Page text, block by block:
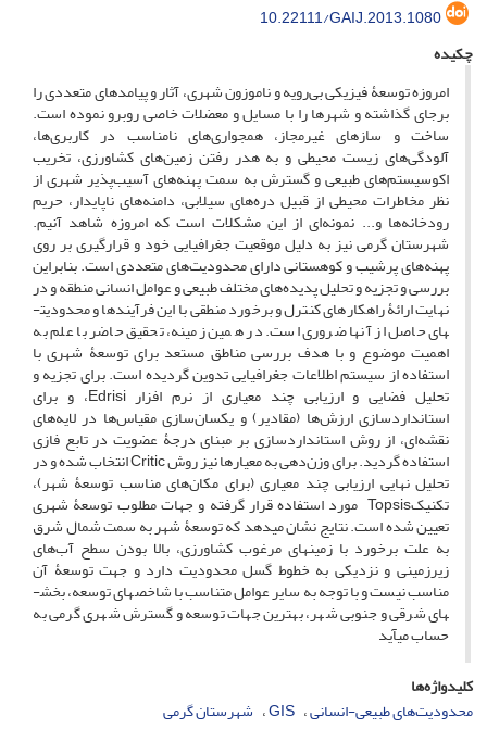
10.22111/GAIJ.2013.1080
چکیده
امروزه توسعۀ‌ فیزیکی بی‌رویه و ناموزون شهری، آثار و پیامدهای متعددی را
برجای گذاشته و شهرها را با مسایل و معضلات خاصی روبرو نموده است.
ساخت و سازهای غیرمجاز، همجواری‌های نامناسب در کاربری‌ها،
آلودگی‌های زیست محیطی و به هدر رفتن زمین‌های کشاورزی، تخریب
اکوسیستم‌های طبیعی و گسترش به سمت پهنه‌های آسیب‌پذیر شهری از
نظر مخاطرات محیطی از قبیل دره‌های سیلابی، دامنه‌های ناپایدار، حریم
رودخانه‌ها و... نمونه‌ای از این مشکلات است که امروزه شاهد آنیم.
شهرستان گرمی نیز به دلیل موقعیت جغرافیایی خود و قرارگیری بر روی
پهنه‌های پرشیب و کوهستانی دارای محدودیت‌های متعددی است. بنابراین
بررسی و تجزیه و تحلیل پدیده‌های مختلف طبیعی و عوامل انسانی منطقه و در
نهایت ارائۀ راهکارهای کنترل و برخورد منطقی با این فرآیندها و محدودیت­
های حاصل از آنها ضروری است. در همین زمینه، تحقیق حاضر با علم به
اهمیت موضوع و با هدف بررسی مناطق مستعد برای توسعۀ شهری با
استفاده از سیستم اطلاعات جغرافیایی تدوین گردیده است. برای تجزیه و
تحلیل فضایی و ارزیابی چند معیاری از نرم افزار Edrisi، و برای
استاندارد‌سازی ارزش‌ها (مقادیر) و یکسان‌سازی مقیاس‌ها در لایه‌های
نقشه‌ای، از روش استانداردسازی بر مبنای درجۀ عضویت در تابع فازی
استفاده گردید. برای وزن‌دهی به معیارها نیز روش Critic انتخاب شده و در
تحلیل نهایی ارزیابی چند معیاری (برای مکان‌های مناسب توسعۀ شهر)،
تکنیکTopsis مورد استفاده قرار گرفته و جهات مطلوب توسعۀ شهری
تعیین شده است. نتایج نشان می­دهد که توسعۀ شهر به سمت شمال شرق
به علت برخورد با زمین­های مرغوب کشاورزی، بالا بودن سطح آب‌های
زیرزمینی و نزدیکی به خطوط گسل محدودیت دارد و جهت توسعۀ آن
مناسب نیست و با توجه به سایر عوامل متناسب با شاخص­های توسعه، بخش­
های شرقی و جنوبی شهر، بهترین جهات توسعه و گسترش شهری گرمی به
حساب می­آید
کلیدواژه‌ها
محدودیت‌های طبیعی-انسانی GIS شهرستان گرمی